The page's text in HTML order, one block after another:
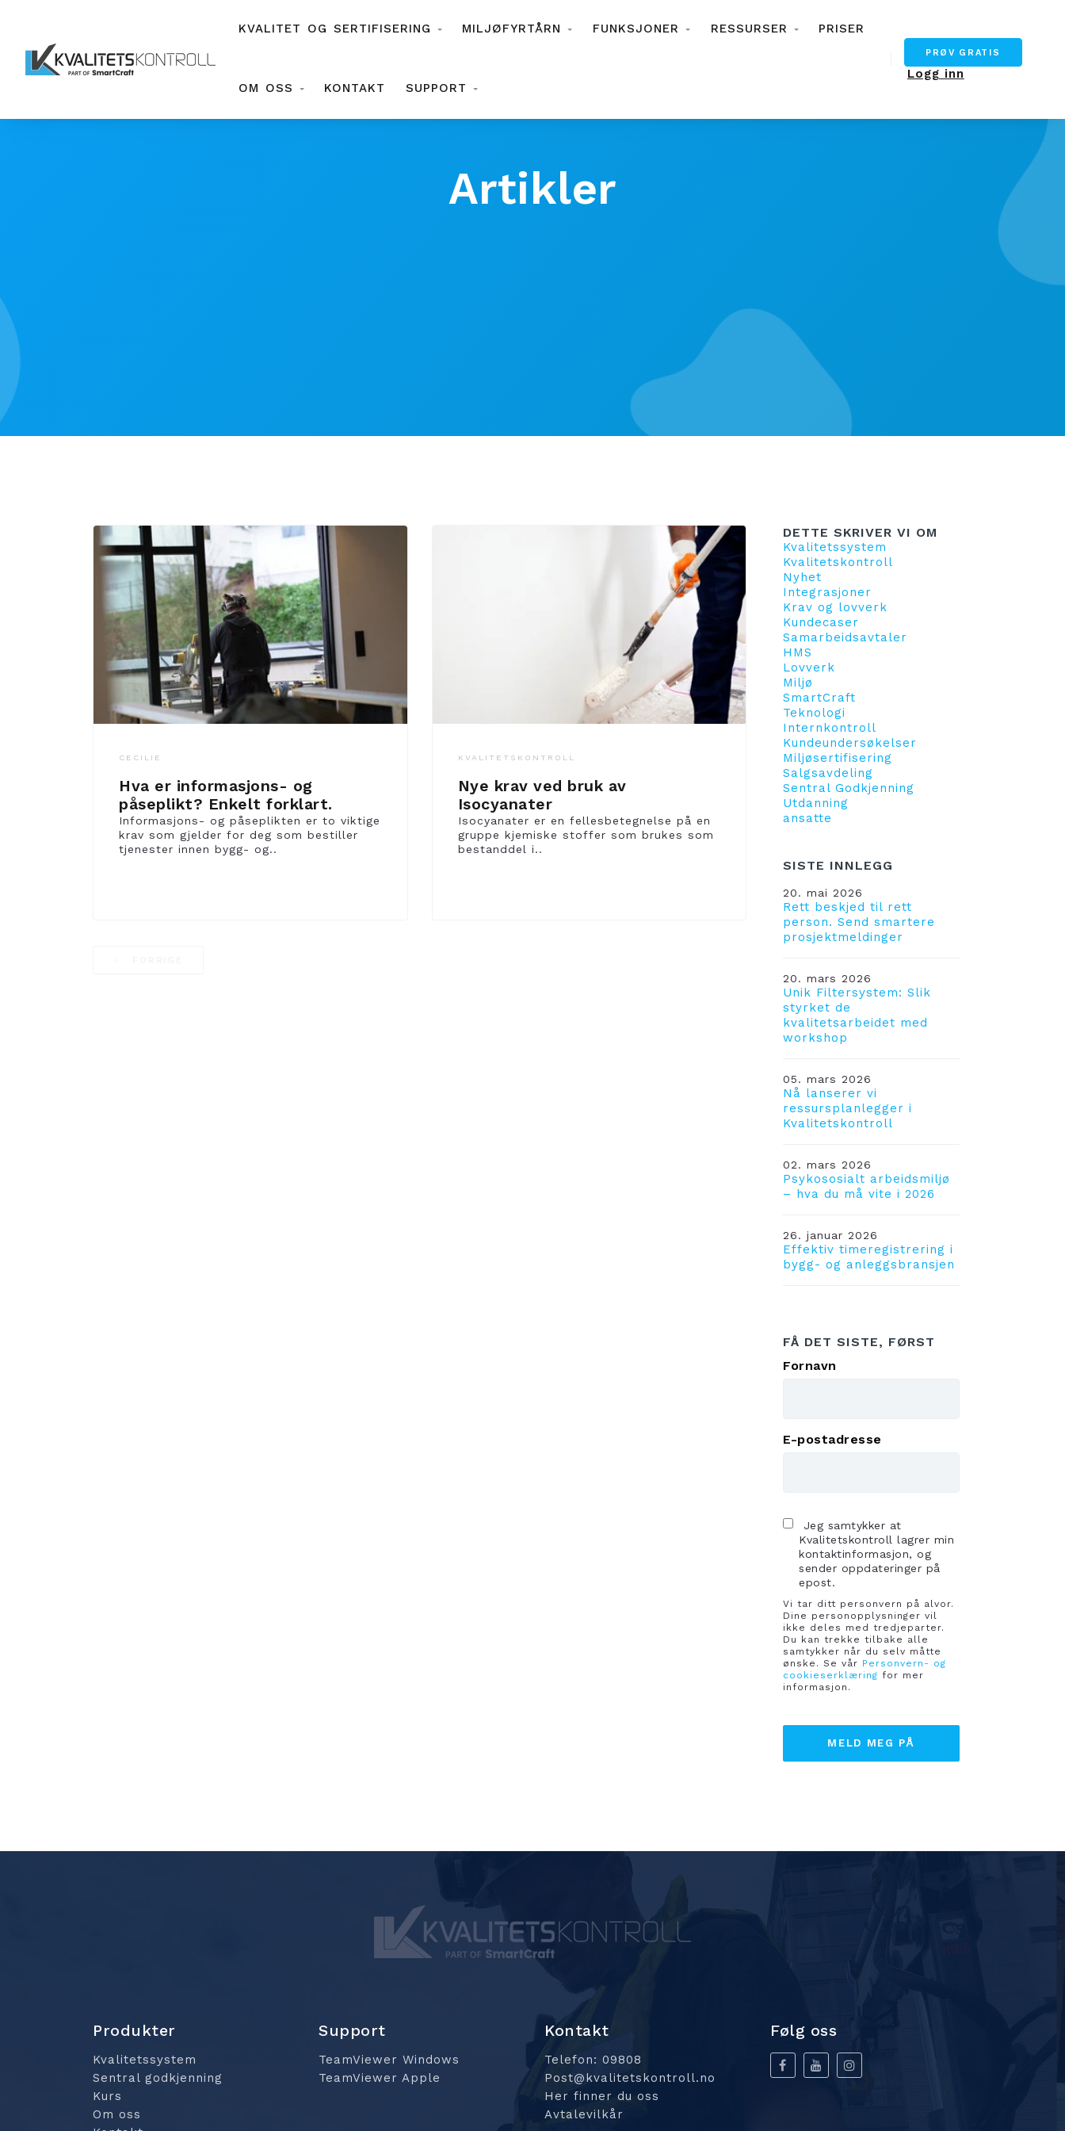
KVALITET OG SERTIFISERING MILJØFYRTÅRN FUNKSJONER RESSURSER PRISER
OM OSS KONTAKT SUPPORT
PRØV GRATIS
Logg inn
Artikler
CECILIE
Hva er informasjons- og
påseplikt? Enkelt forklart.
Informasjons- og påseplikten er to viktige
krav som gjelder for deg som bestiller
tjenester innen bygg- og..
KVALITETSKONTROLL
Nye krav ved bruk av
Isocyanater
Isocyanater er en fellesbetegnelse på en
gruppe kjemiske stoffer som brukes som
bestanddel i..
DETTE SKRIVER VI OM
Kvalitetssystem
Kvalitetskontroll
Nyhet
Integrasjoner
Krav og lovverk
Kundecaser
Samarbeidsavtaler
HMS
Lovverk
Miljø
SmartCraft
Teknologi
Internkontroll
Kundeundersøkelser
Miljøsertifisering
Salgsavdeling
Sentral Godkjenning
Utdanning
ansatte
SISTE INNLEGG
20. mai 2026
Rett beskjed til rett
person. Send smartere
prosjektmeldinger
20. mars 2026
Unik Filtersystem: Slik
styrket de
kvalitetsarbeidet med
workshop
05. mars 2026
Nå lanserer vi
ressursplanlegger i
Kvalitetskontroll
02. mars 2026
Psykososialt arbeidsmiljø
– hva du må vite i 2026
26. januar 2026
Effektiv timeregistrering i
bygg- og anleggsbransjen
FÅ DET SISTE, FØRST
Fornavn
E-postadresse
Jeg samtykker at
Kvalitetskontroll lagrer min
kontaktinformasjon, og
sender oppdateringer på
epost.
Vi tar ditt personvern på alvor.
Dine personopplysninger vil
ikke deles med tredjeparter.
Du kan trekke tilbake alle
samtykker når du selv måtte
ønske. Se vår Personvern- og
cookieserklæring for mer
informasjon.
Produkter
Kvalitetssystem
Sentral godkjenning
Kurs
Om oss
Support
TeamViewer Windows
TeamViewer Apple
Kontakt
Telefon: 09808
Post@kvalitetskontroll.no
Her finner du oss
Avtalevilkår
Følg oss